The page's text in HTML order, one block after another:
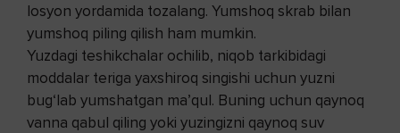
losyon yordamida tozalang. Yumshoq skrab bilan
yumshoq piling qilish ham mumkin.
Yuzdagi teshikchalar ochilib, niqob tarkibidagi
moddalar teriga yaxshiroq singishi uchun yuzni
bug‘lab yumshatgan ma’qul. Buning uchun qaynoq
vanna qabul qiling yoki yuzingizni qaynoq suv